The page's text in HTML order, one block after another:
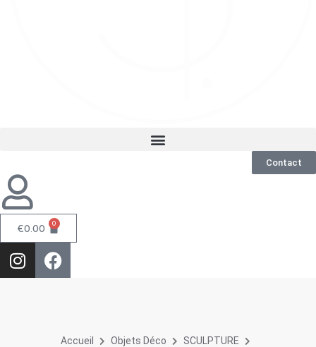
Contact
€0.00 0
Accueil Objets Déco
SCULPTURE